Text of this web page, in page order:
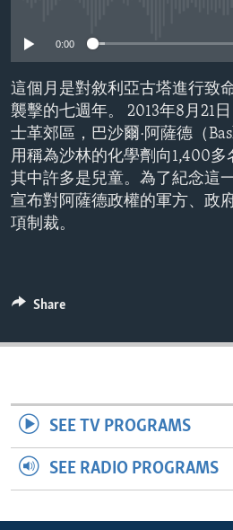
EUROPE
MIDDLE EAST
AID AND DEVELOPMENT
DEMOCRACY AND GOVERNANCE
ECONOMY AND TRADE
ENVIRONMENT AND HEALTH
IDEALS AND INSTITUTIONS
FOLLOW US
0:00
這個月是對敘利亞古塔進行致
襲擊的七週年。 2013年8月21
士革郊區，巴沙爾·阿薩德（
用稱為沙林的化學劑向1,400多
其中許多是兒童。為了紀念這
宣布對阿薩德政權的軍方、政
項制裁。
Share
SEE TV PROGRAMS
SEE RADIO PROGRAMS